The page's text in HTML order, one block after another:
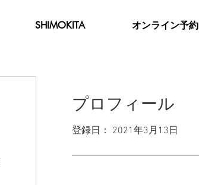
SHIMOKITA オンライン予約
プロフィール
登録日： 2021年3月13日